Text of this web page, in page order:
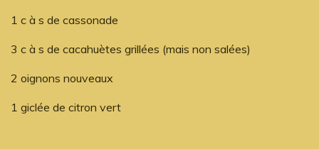
1 c à s de cassonade
3 c à s de cacahuètes grillées (mais non salées)
2 oignons nouveaux
1 giclée de citron vert